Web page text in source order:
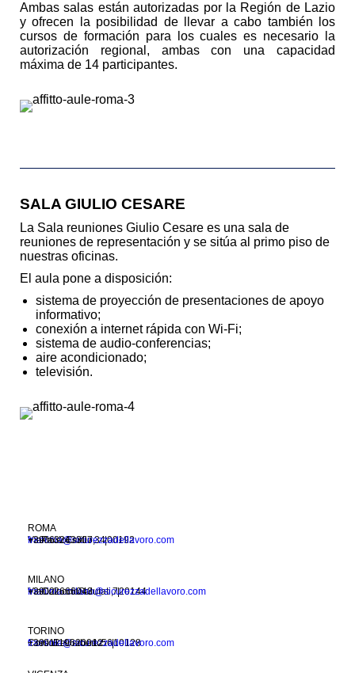
Ambas salas están autorizadas por la Región de Lazio
y ofrecen la posibilidad de llevar a cabo también los
cursos de formación para los cuales es necesario la
autorización regional, ambas con una capacidad
máxima de 14 participantes.
SALA GIULIO CESARE
La Sala reuniones Giulio Cesare es una sala de
reuniones de representación y se sitúa al primo piso de
nuestras oficinas.
El aula pone a disposición:
sistema de proyección de presentaciones de apoyo
informativo;
conexión a internet rápida con Wi-Fi;
sistema de audio-conferencias;
aire acondicionado;
televisión.
ROMA
Via Paolo Emilio, 34 |00192
framinia@sicurezzadellavoro.com
+39 06 3243307
MILANO
Via Coluccio Salutati, 7 | 20144
framinia.milano@sicurezzadellavoro.com
+39 02 2666043
TORINO
Corso Re Umberto 56 | 10128
framinia@sicurezzadellavoro.com
+39 011 19620012